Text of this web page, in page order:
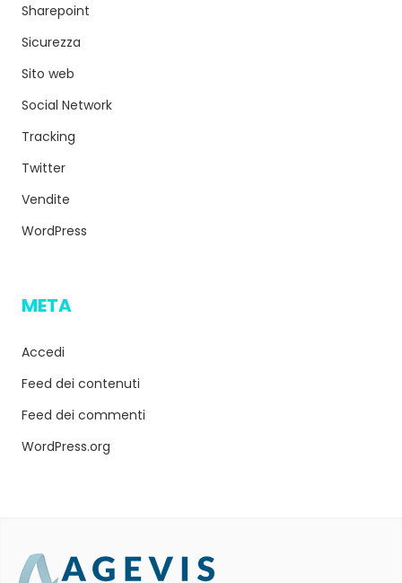
Sharepoint
Sicurezza
Sito web
Social Network
Tracking
Twitter
Vendite
WordPress
META
Accedi
Feed dei contenuti
Feed dei commenti
WordPress.org